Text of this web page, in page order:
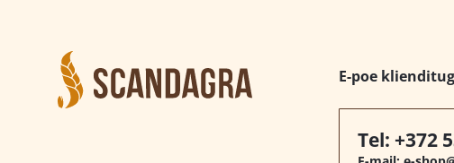
E-poe
Tel: +372